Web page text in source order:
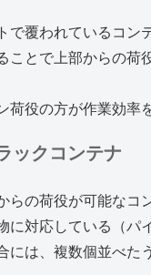
で覆われているコン
ことで上部からの荷
荷役の方が作業効率
ックコンテナ
らの荷役が可能なコ
に対応している（パ
には、複数個並べた